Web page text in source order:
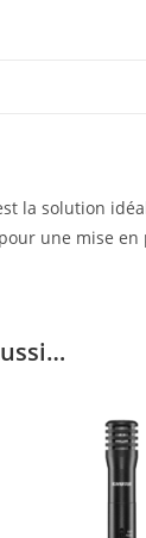
la solution
une mise en